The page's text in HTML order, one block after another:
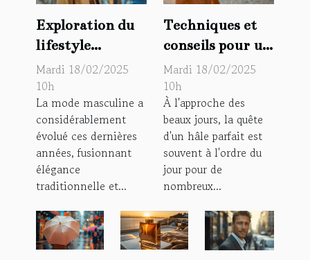
Exploration du
lifestyle
masculin à
travers les blogs
mode pour
homme
Mardi 18/02/2025
10h
La mode masculine a
considérablement
évolué ces dernières
années, fusionnant
élégance
traditionnelle et...
Techniques et
conseils pour un
bronzage
optimal chez
l'homme
Mardi 18/02/2025
10h
À l'approche des
beaux jours, la quête
d'un hâle parfait est
souvent à l'ordre du
jour pour de
nombreux...